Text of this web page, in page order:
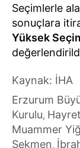
Seçimlerle
sonuçlara
Yüksek
Kaynak: İHA
Erzurum
Kurulu,
Muammer
Sekmen,